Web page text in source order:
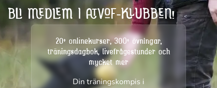
BLI MEDLEM I ATVOF-KLUBBEN!
20+ onlinekurser, 300+ övningar,
träningsdagbok, livefrågestunder och
mycket mer
Din träningskompis i